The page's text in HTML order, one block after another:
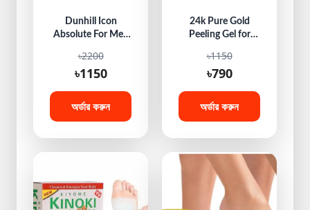
Dunhill Icon
Absolute For Men
30ML
৳2200
৳1150
অর্ডার করুন
24k Pure Gold
Peeling Gel for
Whitening and
Moisturizing Anti-
100% Effective
৳1150
৳790
অর্ডার করুন